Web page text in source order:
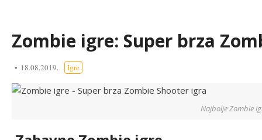
Zombie igre: Super brza
18.08.2019. Igre
Najbolje Zombie